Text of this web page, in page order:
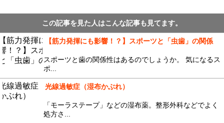
この記事を見た人はこんな記事も見てます。
【筋力発揮にも影響！？】スポーツと「虫歯」の関係
スポーツと歯の関係性はあるのでしょうか。 気になるス
ポ...
光線過敏症（湿布かぶれ）
「モーラステープ」などの湿布薬。整形外科などでよく
処方さ...